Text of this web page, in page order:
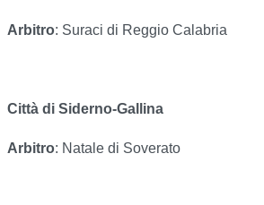
Arbitro: Suraci di Reggio Calabria
Città di Siderno-Gallina
Arbitro: Natale di Soverato